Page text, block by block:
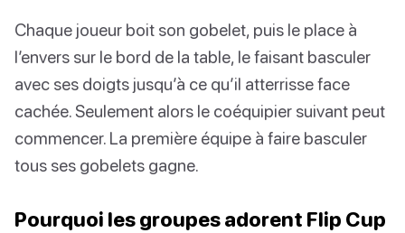
Chaque joueur boit son gobelet, puis le place à
l’envers sur le bord de la table, le faisant basculer
avec ses doigts jusqu’à ce qu’il atterrisse face
cachée. Seulement alors le coéquipier suivant peut
commencer. La première équipe à faire basculer
tous ses gobelets gagne.
Pourquoi les groupes adorent Flip Cup